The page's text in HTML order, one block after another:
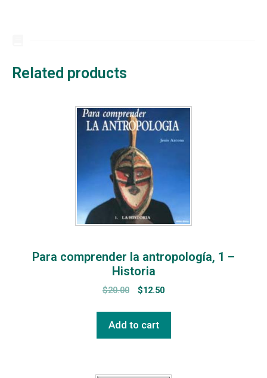
Related products
Para comprender la antropología, 1 –
Historia
$20.00 $12.50
Add to cart